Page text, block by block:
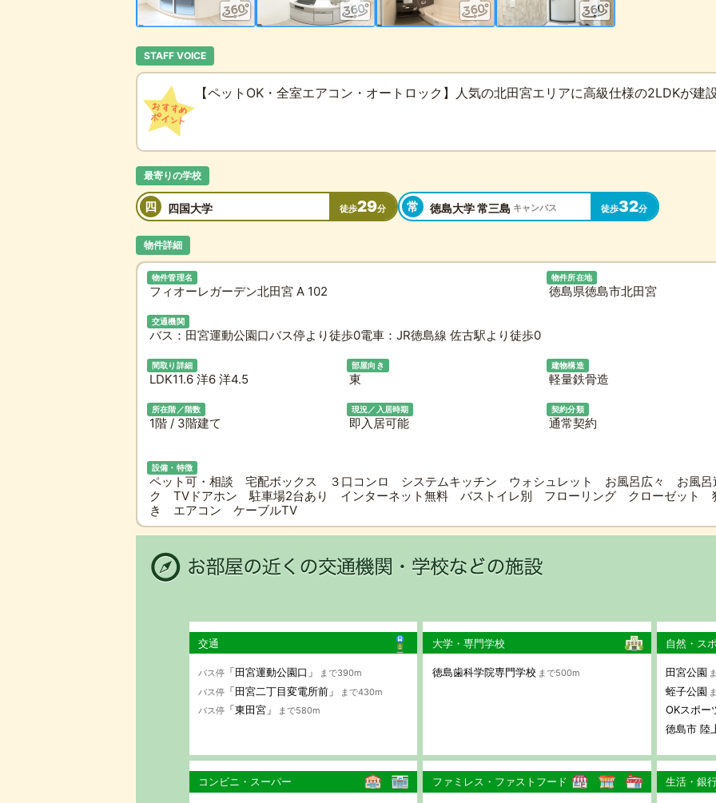
STAFF VOICE
【ペットOK・全室エアコン・オートロック】人気の北田宮エリアに高級仕様の2LDKが建設
最寄りの学校
四 四国大学 徒歩29分 常 徳島大学 常三島 キャンパス 徒歩32分
物件詳細
物件管理名
フィオーレガーデン北田宮 A 102
物件所在地
徳島県徳島市北田宮
交通機関
バス：田宮運動公園口バス停より徒歩0電車：JR徳島線 佐古駅より徒歩0
間取り詳細
LDK11.6 洋6 洋4.5
部屋向き
東
建物構造
軽量鉄骨造
所在階／階数
1階 / 3階建て
現況／入居時期
即入居可能
契約分類
通常契約
設備・特徴
ペット可・相談 宅配ボックス ３口コンロ システムキッチン ウォシュレット お風呂広々 お風
ク TVドアホン 駐車場2台あり インターネット無料 バストイレ別 フローリング クローゼット
き エアコン ケーブルTV
交通
バス停 「田宮運動公園口」
まで390m
バス停 「田宮二丁目変電所前」
まで430m
バス停 「東田宮」 まで580m
大学・専門学校
徳島歯科学院専門学校 まで500m
自然・ス
田宮公園
蛭子公園
OKスポー
徳島市 陸
コンビニ・スーパー ファミレス・ファストフード 生活・銀